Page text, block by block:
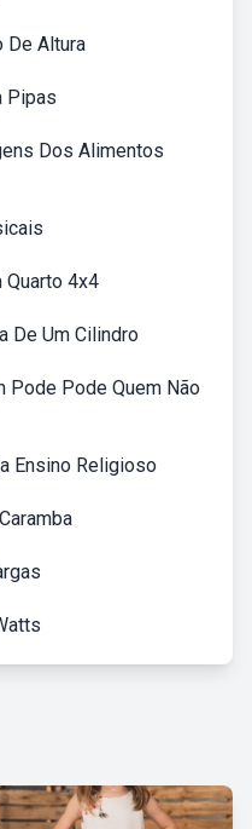
De Altura
Pipas
Dos Alimentos
Quarto 4x4
De Um Cilindro
Pode Pode Quem Não
Ensino Religioso